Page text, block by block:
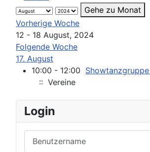
Gehe zu Monat
Vorherige Woche
12 - 18 August, 2024
Folgende Woche
17. August
10:00 - 12:00
:: Vereine
Login